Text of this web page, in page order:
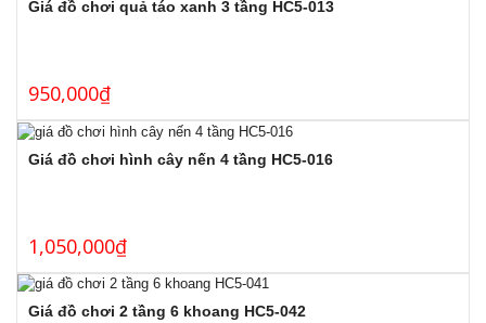
Giá đồ chơi quả táo xanh 3 tầng HC5-013
950,000₫
Giá đồ chơi hình cây nến 4 tầng HC5-016
1,050,000₫
Giá đồ chơi 2 tầng 6 khoang HC5-042